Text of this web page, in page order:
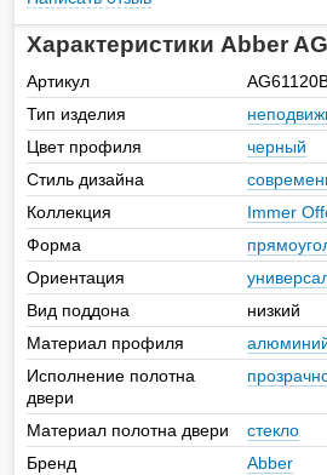
Характеристики Abber
Артикул
Тип изделия
Цвет профиля
черный
Стиль дизайна
Коллекция
Immer
Форма
Ориентация
Вид поддона
низкий
Материал профиля
Исполнение полотна
двери
Материал полотна двери
стекло
Бренд
Abber